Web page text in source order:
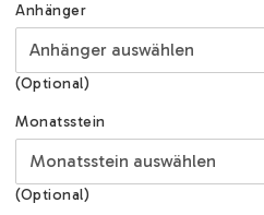
Anhänger
(Optional)
Monatsstein
(Optional)